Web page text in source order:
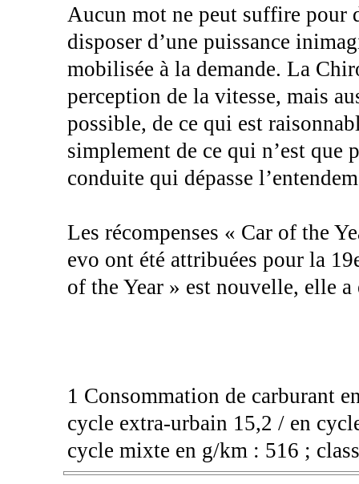
Aucun mot ne peut suffire pour
disposer d’une puissance
mobilisée à la demande. La
perception de la vitesse, mais
possible, de ce qui est
simplement de ce qui n’est
conduite qui dépasse
Les récompenses « Car of the
evo ont été attribuées pour la
of the Year » est nouvelle, elle
1 Consommation de carburant
cycle extra-urbain 15,2 / en
cycle mixte en g/km : 516 ;